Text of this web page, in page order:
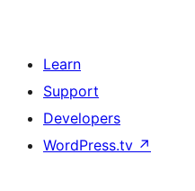
Learn
Support
Developers
WordPress.tv ↗